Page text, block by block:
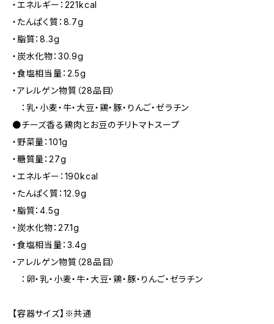
・エネルギー：221kcal
・たんぱく質：8.7g
・脂質：8.3g
・炭水化物：30.9g
・食塩相当量：2.5g
・アレルゲン物質（28品目）
：乳・小麦・牛・大豆・鶏・豚・りんご・ゼラチン
●チーズ香る鶏肉とお豆のチリトマトスープ
・野菜量：101g
・糖質量：27g
・エネルギー：190kcal
・たんぱく質：12.9g
・脂質：4.5g
・炭水化物：27.1g
・食塩相当量：3.4g
・アレルゲン物質（28品目）
：卵・乳・小麦・牛・大豆・鶏・豚・りんご・ゼラチン
【容器サイズ】※共通